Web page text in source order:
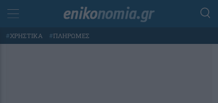
#ΧΡΗΣΤΙΚΑ #ΠΛΗΡΩΜΕΣ